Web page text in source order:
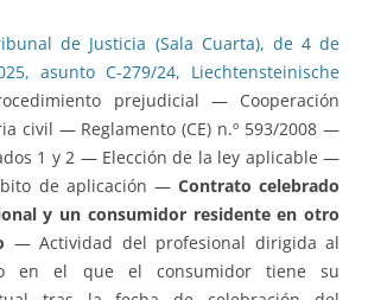
de Justicia (Sala Cuarta), de 4 de
asunto C-279/24, Liechtensteinische
prejudicial — Cooperación
civil — Reglamento (CE) n.º 593/2008 —
1 y 2 — Elección de la ley aplicable —
de aplicación — Contrato celebrado
y un consumidor residente en otro
— Actividad del profesional dirigida al
en el que el consumidor tiene su